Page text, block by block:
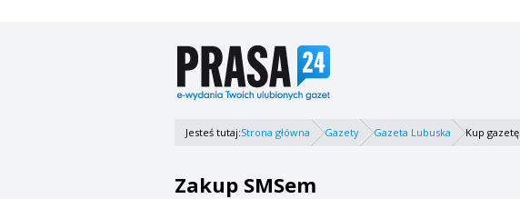
Jesteś tutaj:Strona główna Gazety Gazeta Lubuska Kup gazetę
Zakup SMSem